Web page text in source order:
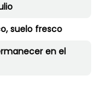
suelo fresco
en el